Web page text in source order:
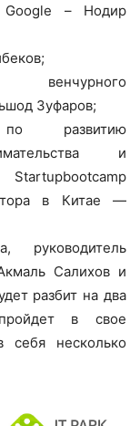
Google – Нодир
венчурного
Зуфаров;
по развитию
и
в Китае —
руководитель
Салихов и
разбит на два
в свое
несколько